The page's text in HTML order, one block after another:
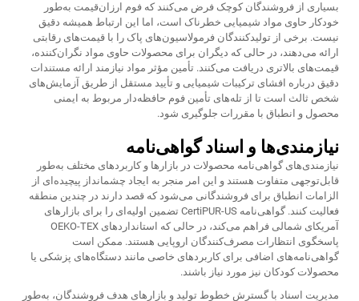
بسیاری از فروشندگان کوچک فرض می‌کنند که فوم ارزان‌قیمت به‌طور
خودکار حاوی مواد شیمیایی خطرناک است، اما این ارتباط همیشه دقیق
نیست. برخی از تولیدکنندگان فرمولاسیون‌های پاک را با قیمت‌های رقابتی
ارائه می‌دهند، در حالی که دیگران برای محصولات حاوی مواد نگران‌کننده،
قیمت‌های بالاتری دریافت می‌کنند. تأمین مؤثر مواد نیازمند ارائه مستندات
دقیق درباره افشای ترکیبات شیمیایی و تأیید مستقل از طریق آزمایش‌های
شخص ثالث است تا از تله‌های تأمین فوم حافظه‌دار مربوط به ایمنی
محصول و انطباق با مقررات جلوگیری شود.
نیازمندی‌ها و اسناد گواهی‌نامه
نیازمندی‌های گواهی‌نامه محصولات در بازارها و کاربردهای مختلف به‌طور
قابل‌توجهی متفاوت هستند و این امر منجر به ایجاد چشمانداز پیچیده‌ای از
الزامات انطباق برای فروشندگانی می‌شود که قصد دارند در چندین منطقه
فعالیت کنند. گواهی‌نامه CertiPUR-US تضمین اولیه‌ای را برای بازارهای
آمریکای شمالی فراهم می‌کند، در حالی که استانداردهای OEKO-TEX
پاسخگوی انتظارات مصرف‌کنندگان اروپایی هستند. ممکن است
گواهی‌نامه‌های اضافی برای کاربردهای خاصی مانند دستگاه‌های پزشکی یا
محصولات کودکان نیز مورد نیاز باشند.
مدیریت اسناد با گسترش خطوط تولید و بازارهای هدف فروشندگان، به‌طور